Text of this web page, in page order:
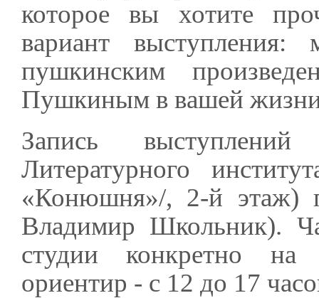
которое вы хотите
вариант выступления:
пушкинским
Пушкиным в вашей
Запись
Литературного
«Конюшня»/, 2-й этаж)
Владимир Школьник).
студии конкретно
ориентир - с 12 до 17